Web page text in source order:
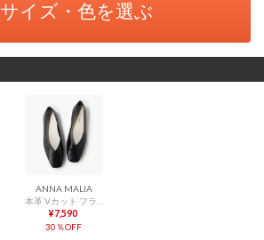
サイズ・色を選ぶ
ANNA MALIA
¥7,590
30％OFF